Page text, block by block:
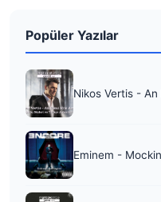
Popüler Yazılar
Nikos Vertis - An
Eminem -